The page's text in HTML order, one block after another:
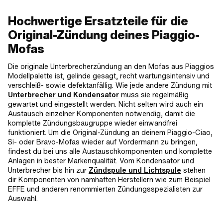
Hochwertige Ersatzteile für die
Original-Zündung deines Piaggio-
Mofas
Die originale Unterbrecherzündung an den Mofas aus Piaggios
Modellpalette ist, gelinde gesagt, recht wartungsintensiv und
verschleiß- sowie defektanfällig. Wie jede andere Zündung mit
Unterbrecher und Kondensator muss sie regelmäßig
gewartet und eingestellt werden. Nicht selten wird auch ein
Austausch einzelner Komponenten notwendig, damit die
komplette Zündungsbaugruppe wieder einwandfrei
funktioniert. Um die Original-Zündung an deinem Piaggio-Ciao,
Si- oder Bravo-Mofas wieder auf Vordermann zu bringen,
findest du bei uns alle Austauschkomponenten und komplette
Anlagen in bester Markenqualität. Vom Kondensator und
Unterbrecher bis hin zur Zündspule und Lichtspule stehen
dir Komponenten von namhaften Herstellern wie zum Beispiel
EFFE und anderen renommierten Zündungsspezialisten zur
Auswahl.